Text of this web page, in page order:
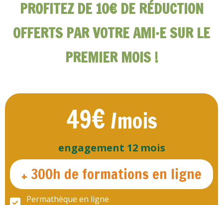
PROFITEZ DE 10€ DE RÉDUCTION
OFFERTS PAR VOTRE AMI·E SUR LE
PREMIER MOIS !
49€ /mois
engagement 12 mois
+ 300h de formations en ligne
Permathèque en ligne